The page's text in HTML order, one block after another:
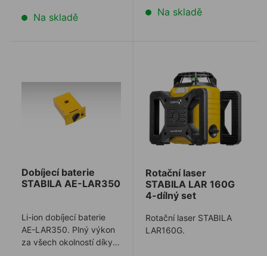
Na skladě Na skladě
Dobíjecí baterie
STABILA AE-LAR350
Li-ion dobíjecí baterie
AE-LAR350. Plný výkon
za všech okolností díky
Rotační laser
STABILA LAR 160G
4-dílný set
Rotační laser STABILA
LAR160G.